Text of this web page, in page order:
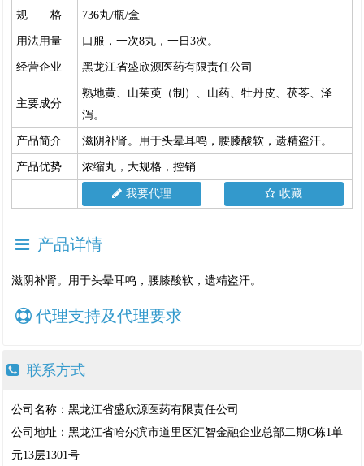
规 格 736丸/瓶/盒
用法用量 口服，一次8丸，一日3次。
经营企业 黑龙江省盛欣源医药有限责任公司
主要成分
熟地黄、山茱萸（制）、山药、牡丹皮、茯苓、泽
泻。
产品简介 滋阴补肾。用于头晕耳鸣，腰膝酸软，遗精盗汗。
产品优势 浓缩丸，大规格，控销
我要代理 收藏
产品详情
滋阴补肾。用于头晕耳鸣，腰膝酸软，遗精盗汗。
代理支持及代理要求
联系方式
公司名称：黑龙江省盛欣源医药有限责任公司
公司地址：黑龙江省哈尔滨市道里区汇智金融企业总部二期C栋1单
元13层1301号